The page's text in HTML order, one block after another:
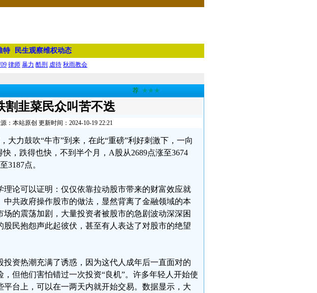
特 民生观察维权动态
律师 暴力 酷刑 虐待 秋雨教会
荐 ★★★
割韭菜民众叫苦不迭
：本站原创 更新时间：2024-10-19 22:21
大力鼓吹“牛市”到来，在此“重磅”利好刺激下，一向
，跌得也快，不到半个月，A股从2689点涨至3674
3187点。
论可以证明：仅仅依靠拉动股市带来的财富效应就
共政府操作股市的做法，显然背离了金融领域的本
的震荡加剧，大量投资者被股市的急剧波动深深困
民抱怨声此起彼伏，甚至有人表达了对股市的绝望
资热潮充满了诱惑，因为这代人成年后一直面对的
但他们害怕错过一次投资“良机”。许多年轻人开始使
台上，可以在一两天内就开始交易。数据显示，大